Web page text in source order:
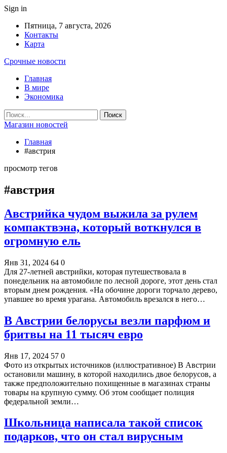
Sign in
Пятница, 7 августа, 2026
Контакты
Карта
Срочные новости
Главная
В мире
Экономика
Магазин новостей
Главная
#австрия
просмотр тегов
#австрия
Австрийка чудом выжила за рулем
компактвэна, который воткнулся в
огромную ель
Янв 31, 2024 64 0
Для 27-летней австрийки, которая путешествовала в
понедельник на автомобиле по лесной дороге, этот день стал
вторым днем рождения. «На обочине дороги торчало дерево,
упавшее во время урагана. Автомобиль врезался в него…
В Австрии белорусы везли парфюм и
бритвы на 11 тысяч евро
Янв 17, 2024 57 0
Фото из открытых источников (иллюстративное) В Австрии
остановили машину, в которой находились двое белорусов, а
также предположительно похищенные в магазинах страны
товары на крупную сумму. Об этом сообщает полиция
федеральной земли…
Школьница написала такой список
подарков, что он стал вирусным